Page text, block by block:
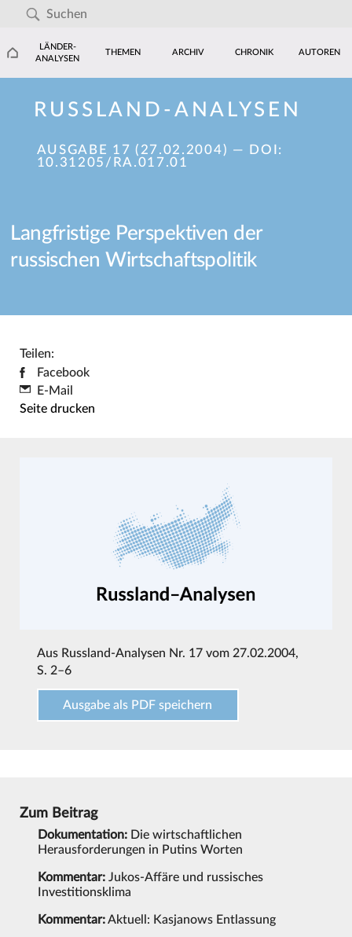
LÄNDER-
ANALYSEN
THEMEN ARCHIV CHRONIK AUTOREN
RUSSLAND-ANALYSEN
AUSGABE 17 (27.02.2004) — DOI:
10.31205/RA.017.01
Langfristige Perspektiven der
russischen Wirtschaftspolitik
Teilen:
Facebook
E-Mail
Seite drucken
Aus Russland-Analysen Nr. 17 vom 27.02.2004,
S. 2–6
Ausgabe als PDF speichern
Zum Beitrag
Dokumentation: Die wirtschaftlichen
Herausforderungen in Putins Worten
Kommentar: Jukos-Affäre und russisches
Investitionsklima
Kommentar:Aktuell: Kasjanows Entlassung